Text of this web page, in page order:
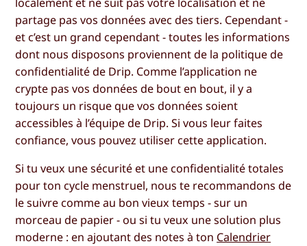
partage pas vos données avec des tiers. Cependant -
et c’est un grand cependant - toutes les informations
dont nous disposons proviennent de la politique de
confidentialité de Drip. Comme l’application ne
crypte pas vos données de bout en bout, il y a
toujours un risque que vos données soient
accessibles à l’équipe de Drip. Si vous leur faites
confiance, vous pouvez utiliser cette application.
Si tu veux une sécurité et une confidentialité totales
pour ton cycle menstruel, nous te recommandons de
le suivre comme au bon vieux temps - sur un
morceau de papier - ou si tu veux une solution plus
moderne : en ajoutant des notes à ton Calendrier